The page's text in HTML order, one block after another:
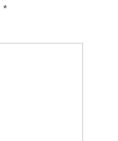
*